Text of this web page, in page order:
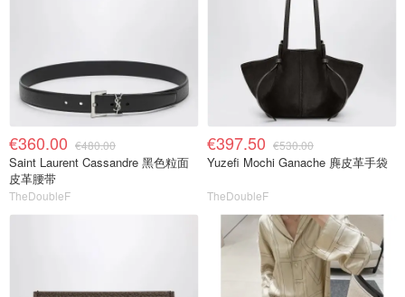
€360.00 €480.00
Saint Laurent Cassandre 黑色粒面
皮革腰带
TheDoubleF
€397.50 €530.00
Yuzefi Mochi Ganache 麂皮革手袋
TheDoubleF